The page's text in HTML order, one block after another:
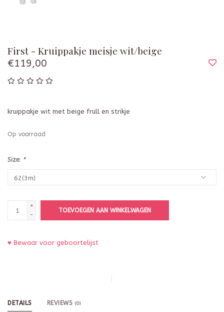
First - Kruippakje meisje wit/beige
€119,00
kruippakje wit met beige frull en strikje
Op voorraad
Size: *
+
-
TOEVOEGEN AAN WINKELWAGEN
♥ Bewaar voor geboortelijst
DETAILS REVIEWS (0)